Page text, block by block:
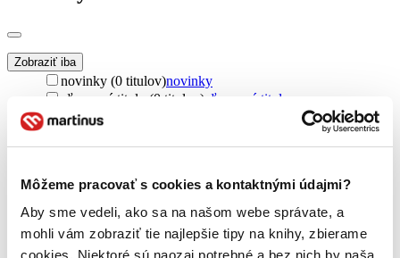
Môžeme pracovať s cookies a kontaktnými údajmi?
Aby sme vedeli, ako sa na našom webe správate, a
mohli vám zobraziť tie najlepšie tipy na knihy, zbierame
cookies. Niektoré sú naozaj potrebné a bez nich by naša
Zobraziť iba
novinky (0 titulov)novinky
zľavnené tituly (0 titulov) zľavnené tituly
Dostupnosť
na centrálnom sklade (0 titulov)na centrálnom sklade
pripravujeme (0 titulov)pripravujeme
vypredaných)
Nové / čítané